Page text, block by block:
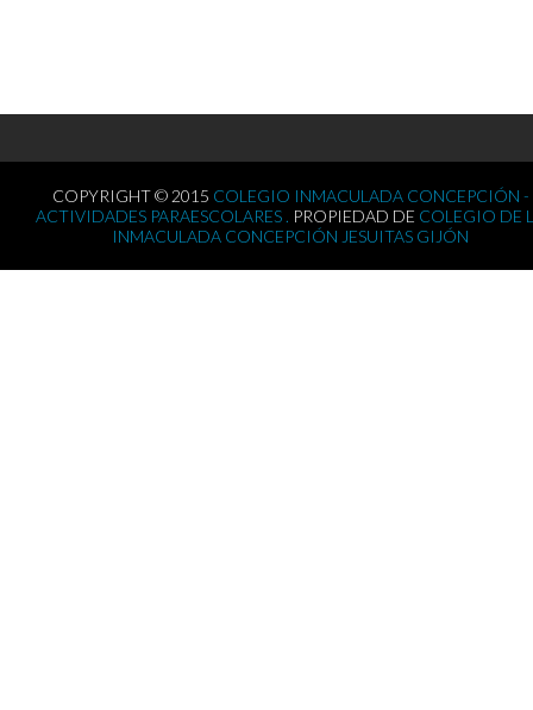
COPYRIGHT © 2015 COLEGIO INMACULADA CONCEPCIÓN -
ACTIVIDADES PARAESCOLARES . PROPIEDAD DE COLEGIO DE
INMACULADA CONCEPCIÓN JESUITAS GIJÓN